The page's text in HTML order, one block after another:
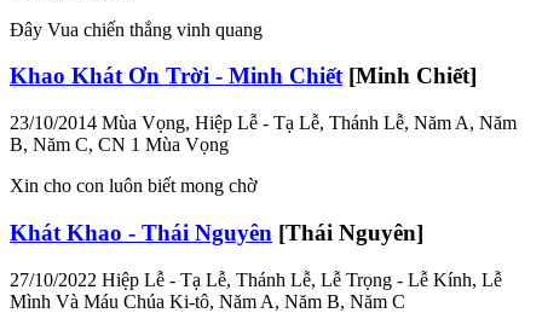
Đây Vua chiến thắng vinh quang
Khao Khát Ơn Trời - Minh Chiết [Minh Chiết]
23/10/2014 Mùa Vọng, Hiệp Lễ - Tạ Lễ, Thánh Lễ, Năm A, Năm
B, Năm C, CN 1 Mùa Vọng
Xin cho con luôn biết mong chờ
Khát Khao - Thái Nguyên [Thái Nguyên]
27/10/2022 Hiệp Lễ - Tạ Lễ, Thánh Lễ, Lễ Trọng - Lễ Kính, Lễ
Mình Và Máu Chúa Ki-tô, Năm A, Năm B, Năm C